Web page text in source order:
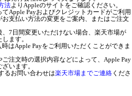
法よりAppleのサイトをご確認ください。
Apple Payおよびクレジットカードがご利用
支払い方法の変更をご案内、またはご注文
7日間変更いただけない場合、楽天市場が
ます。
はApple Payをご利用いただくことができま
注文時の選択内容などによって、Apple Pay
います。
るお問い合わせは楽天市場までご連絡 くださ